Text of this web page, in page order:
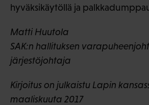
hyväksikäytöllä ja
Matti Huutola
SAK:n hallituksen
järjestöjohtaja
Kirjoitus on julkaistu Lapin
maaliskuuta 2017